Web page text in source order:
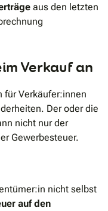
aus den letzten
Verkauf an
für Verkäufer:innen
Der oder die
nicht nur der
Gewerbesteuer.
nicht selbst
auf den